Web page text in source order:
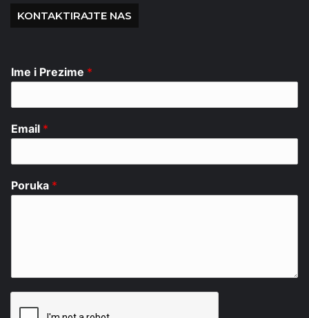
KONTAKTIRAJTE NAS
Ime i Prezime *
Email *
Poruka *